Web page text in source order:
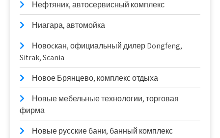
Нефтяник, автосервисный комплекс
Ниагара, автомойка
Новоcкан, официальный дилер Dongfeng,
Sitrak, Scania
Новое Брянцево, комплекс отдыха
Новые мебельные технологии, торговая
фирма
Новые русские бани, банный комплекс